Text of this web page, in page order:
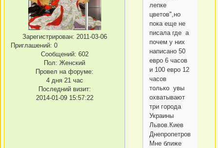
Зарегистрирован: 2011-03-06
Приглашений: 0
Сообщений: 602
Пол: Женский
Провел на форуме:
4 дня 21 час
Последний визит:
2014-01-09 15:57:22
лепке
цветов",но
пока еще не
писала где а
почем у них
написано 50
евро 6 часов
и 100 евро 12
часов
только увы
охватывают
три города
Украины
Львов.Киев
Днепропетровск
Мне ближе